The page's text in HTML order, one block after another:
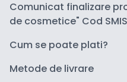
Comunicat finalizare
de cosmetice" Cod SMIS
Cum se poate plati?
Metode de livrare